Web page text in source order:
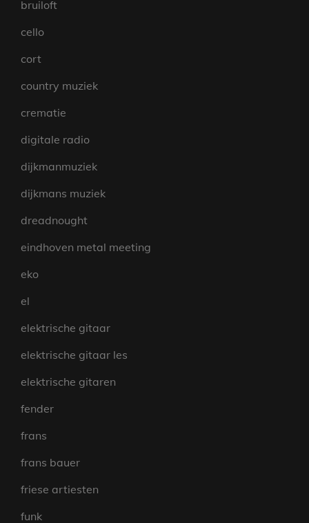
bruiloft
cello
cort
country muziek
crematie
digitale radio
dijkmanmuziek
dijkmans muziek
dreadnought
eindhoven metal meeting
eko
el
elektrische gitaar
elektrische gitaar les
elektrische gitaren
fender
frans
frans bauer
friese artiesten
funk